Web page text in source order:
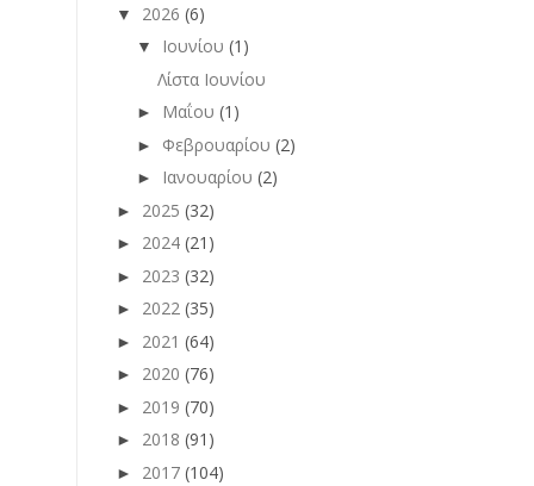
▼ 2026 (6)
▼ Ιουνίου (1)
Λίστα Ιουνίου
► Μαΐου (1)
► Φεβρουαρίου (2)
► Ιανουαρίου (2)
► 2025 (32)
► 2024 (21)
► 2023 (32)
► 2022 (35)
► 2021 (64)
► 2020 (76)
► 2019 (70)
► 2018 (91)
► 2017 (104)